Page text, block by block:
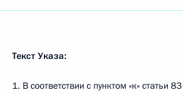
Текст Указа:
1. В соответствии с пунктом «к» статьи